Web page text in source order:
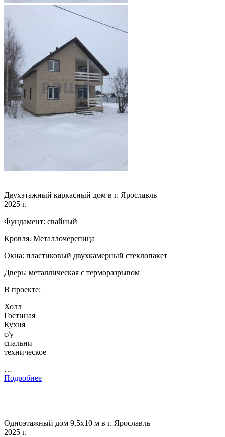
Двухэтажный каркасный дом в г. Ярославль
2025 г.
Фундамент: свайный
Кровля. Металлочерепица
Окна: пластиковый двухкамерный стеклопакет
Дверь: металлическая с терморазрывом
В проекте:
Холл
Гостиная
Кухня
с/у
спальни
техническое
…
Подробнее
Одноэтажный дом 9,5х10 м в г. Ярославль
2025 г.